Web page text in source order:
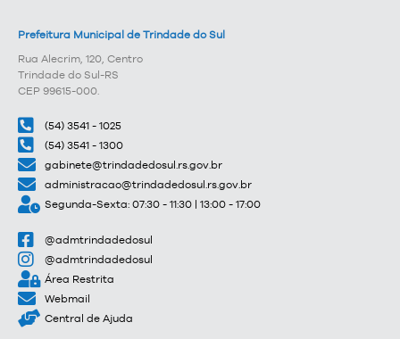
Prefeitura Municipal de Trindade do Sul
Rua Alecrim, 120, Centro
Trindade do Sul-RS
CEP 99615-000.
(54) 3541 - 1025
(54) 3541 - 1300
gabinete@trindadedosul.rs.gov.br
administracao@trindadedosul.rs.gov.br
Segunda-Sexta: 07:30 - 11:30 | 13:00 - 17:00
@admtrindadedosul
@admtrindadedosul
Área Restrita
Webmail
Central de Ajuda